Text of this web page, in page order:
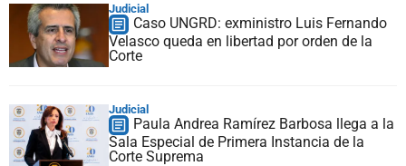
Judicial
Caso UNGRD: exministro Luis Fernando
Velasco queda en libertad por orden de la
Corte
Judicial
Paula Andrea Ramírez Barbosa llega a la
Sala Especial de Primera Instancia de la
Corte Suprema